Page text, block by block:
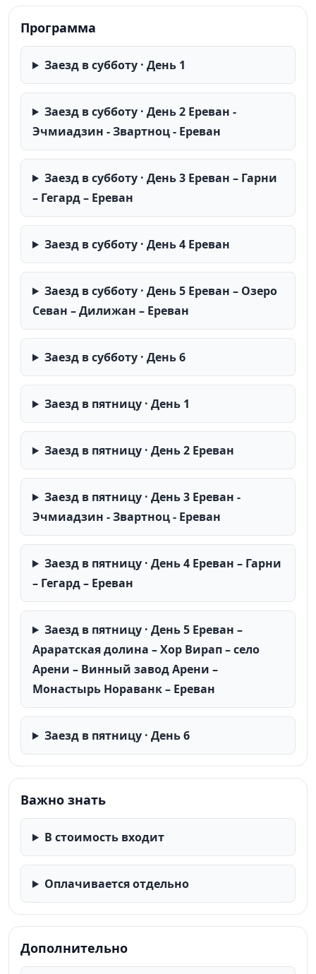
Программа
Заезд в субботу · День 1
Заезд в субботу · День 2 Ереван -
Эчмиадзин - Звартноц - Ереван
Заезд в субботу · День 3 Ереван – Гарни
– Гегард – Ереван
Заезд в субботу · День 4 Ереван
Заезд в субботу · День 5 Ереван – Озеро
Севан – Дилижан – Ереван
Заезд в субботу · День 6
Заезд в пятницу · День 1
Заезд в пятницу · День 2 Ереван
Заезд в пятницу · День 3 Ереван -
Эчмиадзин - Звартноц - Ереван
Заезд в пятницу · День 4 Ереван – Гарни
– Гегард – Ереван
Заезд в пятницу · День 5 Ереван –
Араратская долина – Хор Вирап – село
Арени – Винный завод Арени –
Монастырь Нораванк – Ереван
Заезд в пятницу · День 6
Важно знать
В стоимость входит
Оплачивается отдельно
Дополнительно